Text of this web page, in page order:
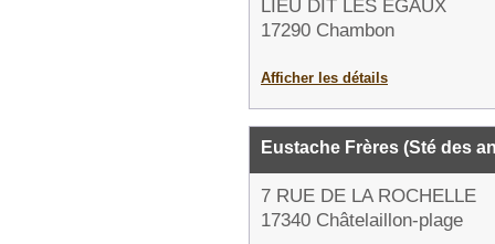
LIEU DIT LES EGAUX
17290 Chambon
Afficher les détails
Eustache Frères (Sté des
7 RUE DE LA ROCHELLE
17340 Châtelaillon-plage